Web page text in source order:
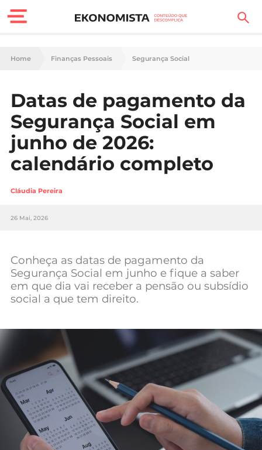
Finanças Pessoais
Carreira
Casa
Lifestyle
Sociedade
Tecnologia
Negócios
Mundial 2026
Home Finanças Pessoais Segurança Social
Datas de pagamento da
Segurança Social em
junho de 2026:
calendário completo
Cláudia Pereira
26 Mai, 2026
Conheça as datas de pagamento da
Segurança Social em junho e fique a saber
em que dia vai receber a pensão ou subsídio
social a que tem direito.